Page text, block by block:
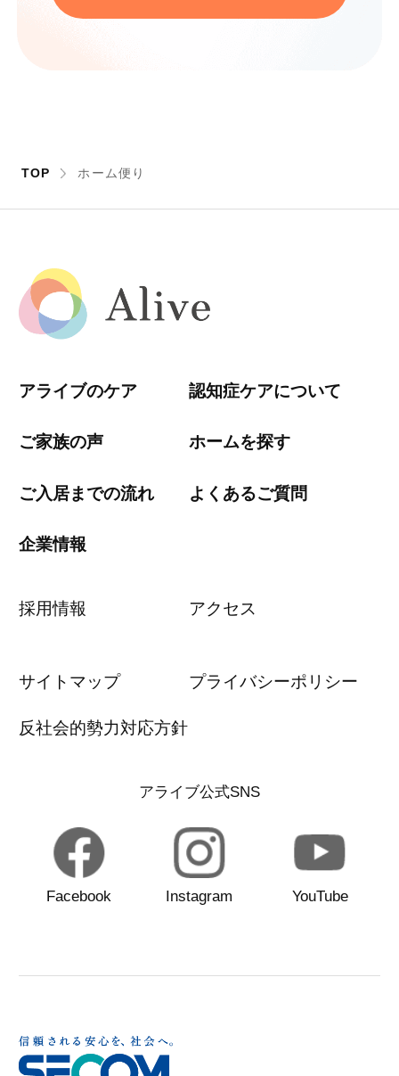
TOP ホーム便り
アライブのケア 認知症ケアについて
ご家族の声 ホームを探す
ご入居までの流れ よくあるご質問
企業情報
採用情報 アクセス
サイトマップ プライバシーポリシー
反社会的勢力対応方針
アライブ公式SNS
Facebook Instagram YouTube